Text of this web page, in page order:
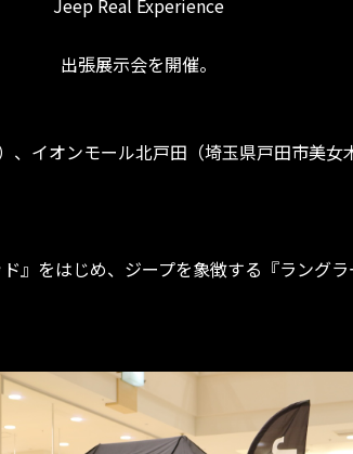
Jeep Real Experience
出張展示会を開催。
イオンモール北戸田（埼玉県戸田市美女
』をはじめ、ジープを象徴する『ラング